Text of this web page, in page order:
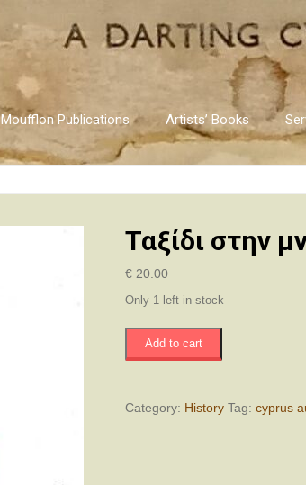
Moufflon Publications Artists’ Books
Ταξίδι στην
€ 20.00
Only 1 left in stock
Ταξίδι
Add to cart
Category: History Tag:cyprus